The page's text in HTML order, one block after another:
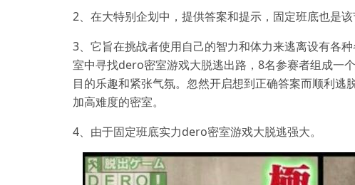
2、在大特别企划中，提供答案和提示，固定班底也是该
3、它旨在挑战者使用自己的智力和体力来逃离设有各
室中寻找dero密室游戏大脱逃出路，8名参赛者组成一
目的乐趣和紧张气氛。忽然开启想到正确答案而顺利
加高难度的密室。
4、由于固定班底实力dero密室游戏大脱逃强大。